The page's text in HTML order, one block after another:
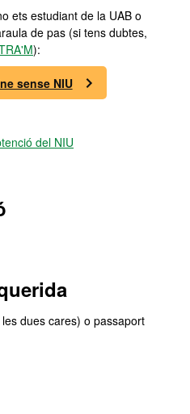
ets estudiant de la UAB o
de pas (si tens dubtes,
):
sense NIU
del NIU
dues cares) o passaport